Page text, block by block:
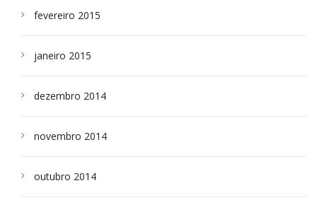
fevereiro 2015
janeiro 2015
dezembro 2014
novembro 2014
outubro 2014